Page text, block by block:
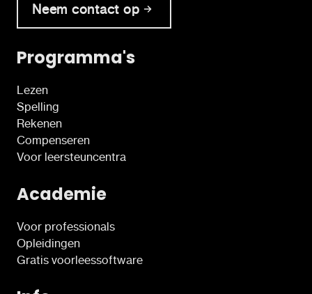
Neem contact op
Programma's
Lezen
Spelling
Rekenen
Compenseren
Voor leersteuncentra
Academie
Voor professionals
Opleidingen
Gratis voorleessoftware